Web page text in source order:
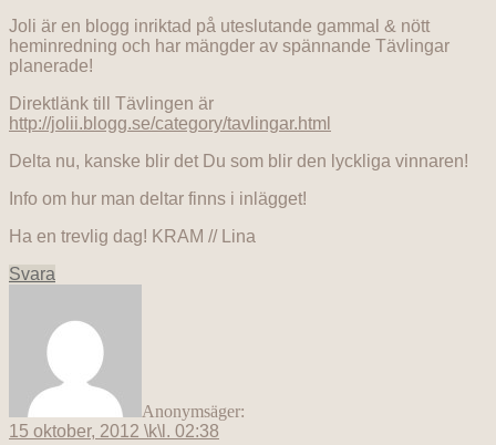
Joli är en blogg inriktad på uteslutande gammal & nött
heminredning och har mängder av spännande Tävlingar
planerade!
Direktlänk till Tävlingen är
http://jolii.blogg.se/category/tavlingar.html
Delta nu, kanske blir det Du som blir den lyckliga vinnaren!
Info om hur man deltar finns i inlägget!
Ha en trevlig dag! KRAM // Lina
Svara
Anonymsäger:
15 oktober, 2012 \k\l. 02:38